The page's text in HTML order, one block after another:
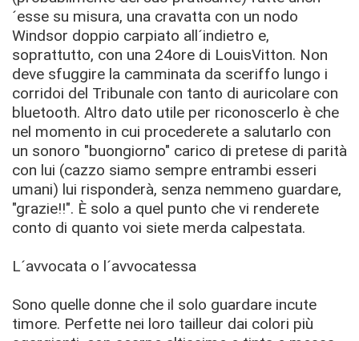
´esse su misura, una cravatta con un nodo
Windsor doppio carpiato all´indietro e,
soprattutto, con una 24ore di LouisVitton. Non
deve sfuggire la camminata da sceriffo lungo i
corridoi del Tribunale con tanto di auricolare con
bluetooth. Altro dato utile per riconoscerlo è che
nel momento in cui procederete a salutarlo con
un sonoro "buongiorno" carico di pretese di parità
con lui (cazzo siamo sempre entrambi esseri
umani) lui risponderà, senza nemmeno guardare,
"grazie!!". È solo a quel punto che vi renderete
conto di quanto voi siete merda calpestata.
L´avvocata o l´avvocatessa
Sono quelle donne che il solo guardare incute
timore. Perfette nei loro tailleur dai colori più